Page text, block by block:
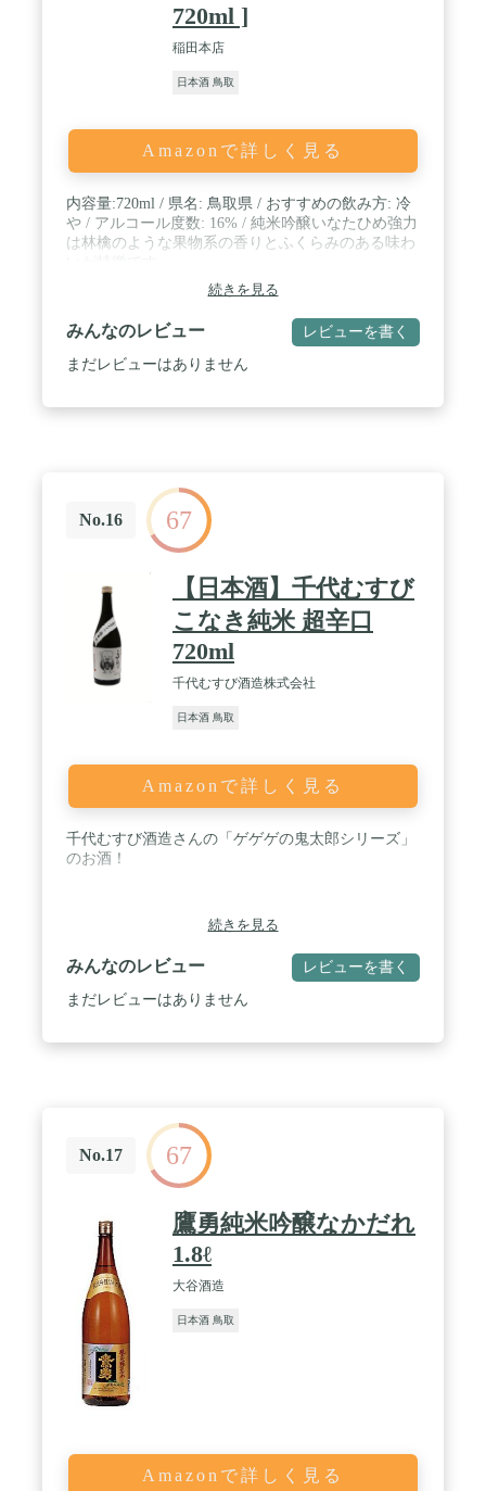
720ml ]
稲田本店
日本酒 鳥取
Amazonで詳しく見る
内容量:720ml / 県名: 鳥取県 / おすすめの飲み方: 冷
や / アルコール度数: 16% / 純米吟醸いなたひめ強力
は林檎のような果物系の香りとふくらみのある味わ
続きを見る
みんなのレビュー レビューを書く
まだレビューはありません
No.16 67
【日本酒】千代むすび
こなき純米 超辛口
720ml
千代むすび酒造株式会社
日本酒 鳥取
Amazonで詳しく見る
千代むすび酒造さんの「ゲゲゲの鬼太郎シリーズ」
のお酒！
続きを見る
みんなのレビュー レビューを書く
まだレビューはありません
No.17 67
鷹勇純米吟醸なかだれ
1.8ℓ
大谷酒造
日本酒 鳥取
Amazonで詳しく見る